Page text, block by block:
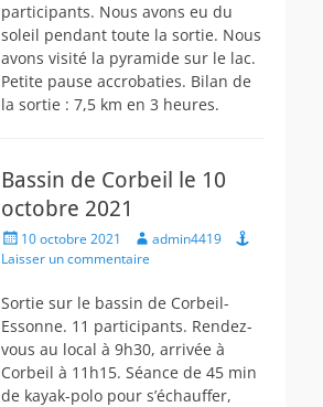
participants. Nous avons eu du
soleil pendant toute la sortie. Nous
avons visité la pyramide sur le lac.
Petite pause accrobaties. Bilan de
la sortie : 7,5 km en 3 heures.
Bassin de Corbeil le 10
octobre 2021
Posted
on
10 octobre 2021 Author
admin4419
Laisser un commentaire
Sortie sur le bassin de Corbeil-
Essonne. 11 participants. Rendez-
vous au local à 9h30, arrivée à
Corbeil à 11h15. Séance de 45 min
de kayak-polo pour s’échauffer,